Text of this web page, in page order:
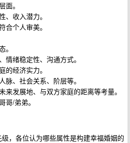
面。
、收入潜力。
合个人审美。
。
情绪稳定性、沟通方式。
的经济实力。
脉、社会关系、阶层等。
来发展地、与双方家庭的距离等考量。
哥/弟弟。
，各位认为哪些属性是构建幸福婚姻的